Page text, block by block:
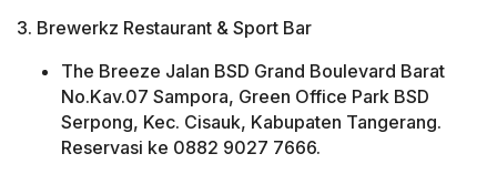
3. Brewerkz Restaurant & Sport Bar
The Breeze Jalan BSD Grand Boulevard Barat
No.Kav.07 Sampora, Green Office Park BSD
Serpong, Kec. Cisauk, Kabupaten Tangerang.
Reservasi ke 0882 9027 7666.